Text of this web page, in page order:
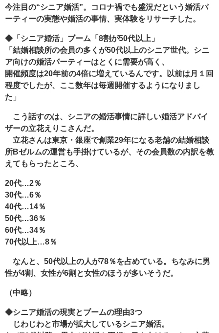
今注目の“シニア婚活”。コロナ禍でも盛況だという婚活パ
ーティーの実態や婚活の事情、実体験をリサーチした。
◆「シニア婚活」ブーム「8割が50代以上」
「結婚相談所の会員の多くが50代以上のシニア世代。シニ
ア向けの婚活パーティーはとくに需要が高く、
開催頻度は20年前の4倍に増えているんです。以前は月１回
程度でしたが、ここ数年は毎週開催するようになりまし
た」
こう話すのは、シニアの婚活事情に詳しい婚活アドバイ
ザーの立花えりこさんだ。
立花さんは東京・銀座で創業29年になる老舗の結婚相談
所Bゼルムの運営も手掛けているが、その会員数の内訳を教
えてもらったところ、
20代…2％
30代…6％
40代…14％
50代…36％
60代…34％
70代以上…8％
なんと、50代以上の人が78％を占めている。ちなみに男
性が4割、女性が6割と女性のほうが多いそうだ。
（中略）
◆シニア婚活の現実とブームの理由3つ
じわじわと市場が拡大しているシニア婚活。